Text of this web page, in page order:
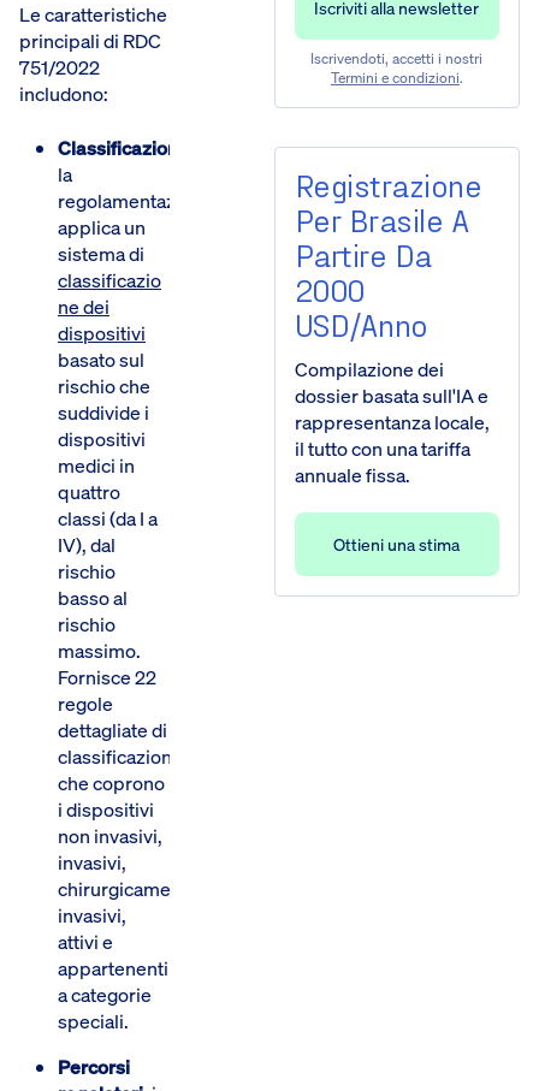
Le caratteristiche
principali di RDC
751/2022
includono:
Classificazione:
la
regolamentazione
applica un
sistema di
classificazio
ne dei
dispositivi
basato sul
rischio che
suddivide i
dispositivi
medici in
quattro
classi (da I a
IV), dal
rischio
basso al
rischio
massimo.
Fornisce 22
regole
dettagliate di
classificazione
che coprono
i dispositivi
non invasivi,
invasivi,
chirurgicamente
invasivi,
attivi e
appartenenti
a categorie
speciali.
Percorsi
Iscrivendoti, accetti i nostri
Termini e condizioni.
Registrazione
Per Brasile A
Partire Da
2000
USD/anno
Compilazione dei
dossier basata sull'IA e
rappresentanza locale,
il tutto con una tariffa
annuale fissa.
Ottieni una stima